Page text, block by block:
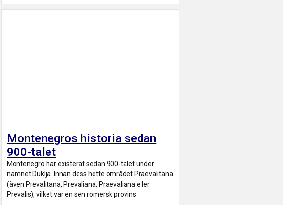
Montenegros historia sedan
900-talet
Montenegro har existerat sedan 900-talet under
namnet Duklja. Innan dess hette området Praevalitana
(även Prevalitana, Prevaliana, Praevaliana eller
Prevalis), vilket var en sen romersk provins